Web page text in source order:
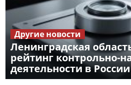
Ленинградская
рейтинг контрольно-
деятельности в России
Другие новости